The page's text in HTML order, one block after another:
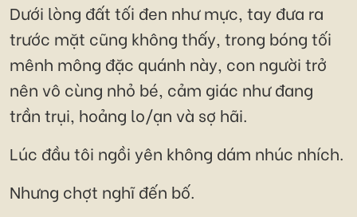
Dưới lòng đất tối đen như mực, tay đưa ra
trước mặt cũng không thấy, trong bóng tối
mênh mông đặc quánh này, con người trở
nên vô cùng nhỏ bé, cảm giác như đang
trần trụi, hoảng lo/ạn và sợ hãi.
Lúc đầu tôi ngồi yên không dám nhúc nhích.
Nhưng chợt nghĩ đến bố.